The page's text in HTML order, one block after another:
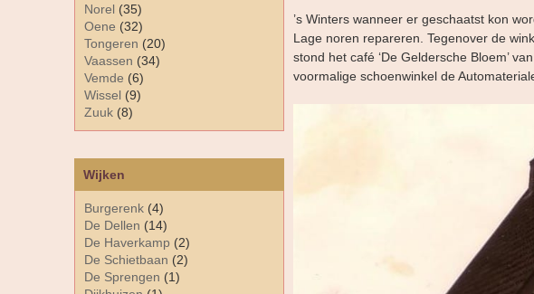
Norel (35)
Oene (32)
Tongeren (20)
Vaassen (34)
Vemde (6)
Wissel (9)
Zuuk (8)
Wijken
Burgerenk (4)
De Dellen (14)
De Haverkamp (2)
De Schietbaan (2)
De Sprengen (1)
’s Winters wanneer er geschaatst kon
Lage noren repareren. Tegenover de
stond het café ‘De Geldersche Bloem’
voormalige schoenwinkel de